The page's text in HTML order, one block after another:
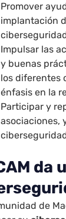
Promover
implantación
Impulsar las
y buenas
los diferentes
énfasis en la
Participar y
asociaciones,
da
de